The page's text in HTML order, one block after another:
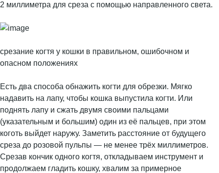
2 миллиметра для среза с помощью направленного света.
срезание когтя у кошки в правильном, ошибочном и
опасном положениях
Есть два способа обнажить когти для обрезки. Мягко
надавить на лапу, чтобы кошка выпустила когти. Или
поднять лапу и сжать двумя своими пальцами
(указательным и большим) один из её пальцев, при этом
коготь выйдет наружу. Заметить расстояние от будущего
среза до розовой пульпы — не менее трёх миллиметров.
Срезав кончик одного когтя, откладываем инструмент и
продолжаем гладить кошку, хвалим за примерное